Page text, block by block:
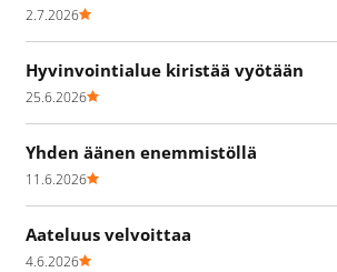
2.7.2026
Hyvinvointialue kiristää vyötään
25.6.2026
Yhden äänen enemmistöllä
11.6.2026
Aateluus velvoittaa
4.6.2026